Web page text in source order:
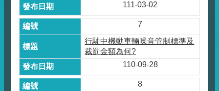
111-03-02
7
行駛中機動車輛噪音管制標準及
裁罰金額為何?
110-09-28
8